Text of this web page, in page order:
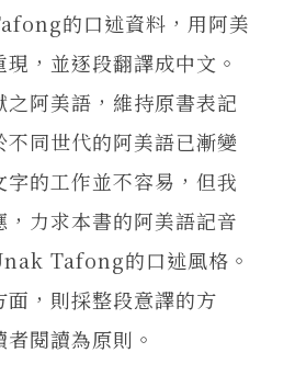
的口述資料，用阿美
，並逐段翻譯成中文。
阿美語，維持原書表記
同世代的阿美語已漸變
的工作並不容易，但我
力求本書的阿美語記音
Tafong的口述風格。
面，則採整段意譯的方
閱讀為原則。